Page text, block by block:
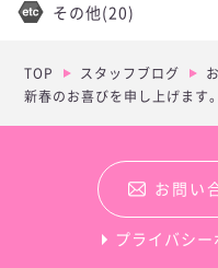
その他 (20)
TOP スタッフブログ
新春のお喜びを申し上げます。
お問い
プライバシー